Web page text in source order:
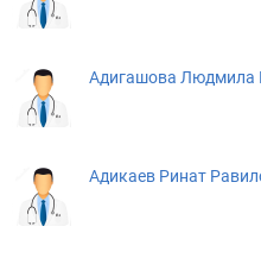
Адигашова Людмила
Адикаев Ринат